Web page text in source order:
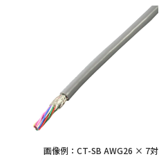
画像例：CT-SB AWG26 × 7対